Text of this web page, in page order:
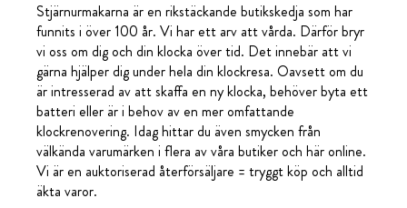
Stjärnurmakarna är en rikstäckande butikskedja som har
funnits i över 100 år. Vi har ett arv att vårda. Därför bryr
vi oss om dig och din klocka över tid. Det innebär att vi
gärna hjälper dig under hela din klockresa. Oavsett om du
är intresserad av att skaffa en ny klocka, behöver byta ett
batteri eller är i behov av en mer omfattande
klockrenovering. Idag hittar du även smycken från
välkända varumärken i flera av våra butiker och här online.
Vi är en auktoriserad återförsäljare = tryggt köp och alltid
äkta varor.